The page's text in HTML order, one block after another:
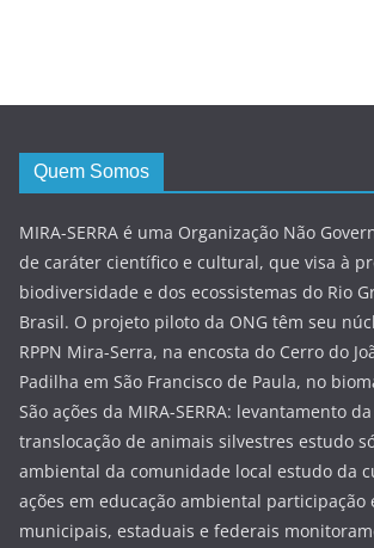
Quem Somos
MIRA-SERRA é uma Organização Não
de caráter científico e cultural, que visa à
biodiversidade e dos ecossistemas do Rio
Brasil. O projeto piloto da ONG têm seu
RPPN Mira-Serra, na encosta do Cerro do
Padilha em São Francisco de Paula, no
São ações da MIRA-SERRA: levantamento
translocação de animais silvestres estudo
ambiental da comunidade local estudo da
ações em educação ambiental participação
municipais, estaduais e federais